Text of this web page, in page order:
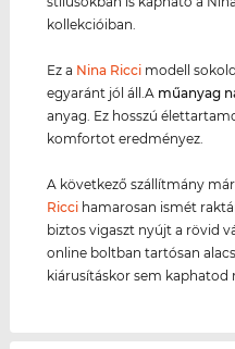
kollekcióiban.
Ez a Nina Ricci modell
egyaránt jól áll.A műanyag
anyag. Ez hosszú
komfortot eredményez.
A következő szállítmány
Ricci hamarosan ismét
biztos vigaszt nyújt a rövid
online boltban tartósan
kiárusításkor sem kaphatod